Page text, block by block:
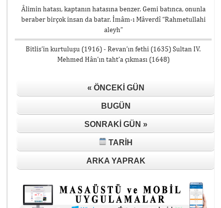
Âlimin hatası, kaptanın hatasına benzer. Gemi batınca, onunla
beraber birçok insan da batar. İmâm-ı Mâverdî “Rahmetullahi
aleyh”
Bitlis’in kurtuluşu (1916) - Revan’ın fethi (1635) Sultan IV.
Mehmed Hân’ın taht’a çıkması (1648)
« ÖNCEKI GÜN
BUGÜN
SONRAKI GÜN »
TARIH
ARKA YAPRAK